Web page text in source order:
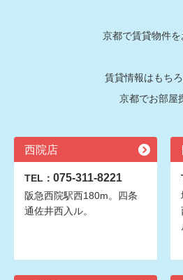
京都で賃貸物件
賃貸情報はもち
京都でお部屋
西院店
TEL： 075-311-8221
阪急西院駅西180m。四条
通佐井西入ル。